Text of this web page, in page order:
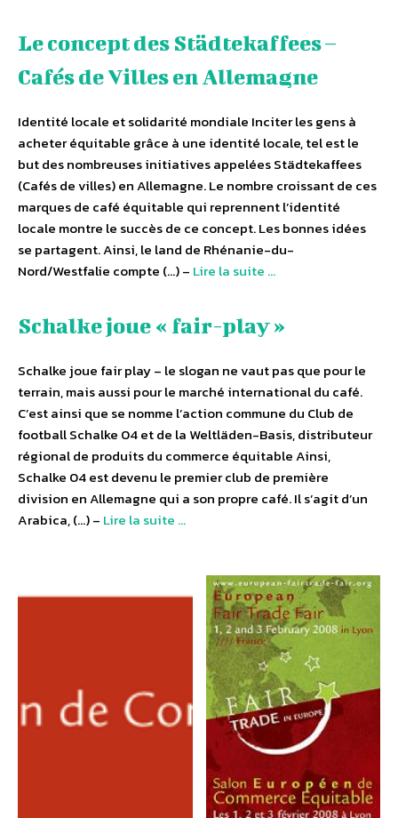
Le concept des Städtekaffees –
Cafés de Villes en Allemagne
Identité locale et solidarité mondiale Inciter les gens à
acheter équitable grâce à une identité locale, tel est le
but des nombreuses initiatives appelées Städtekaffees
(Cafés de villes) en Allemagne. Le nombre croissant de ces
marques de café équitable qui reprennent l’identité
locale montre le succès de ce concept. Les bonnes idées
se partagent. Ainsi, le land de Rhénanie-du-
Nord/Westfalie compte (…) – Lire la suite …
Schalke joue « fair-play »
Schalke joue fair play – le slogan ne vaut pas que pour le
terrain, mais aussi pour le marché international du café.
C’est ainsi que se nomme l’action commune du Club de
football Schalke 04 et de la Weltläden-Basis, distributeur
régional de produits du commerce équitable Ainsi,
Schalke 04 est devenu le premier club de première
division en Allemagne qui a son propre café. Il s’agit d’un
Arabica, (…) – Lire la suite …